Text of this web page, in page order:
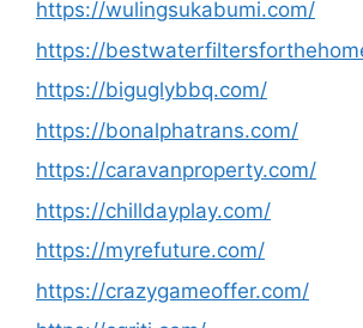
https://wulingsukabumi.com/
https://
https://biguglybbq.com/
https://bonalphatrans.com/
https://caravanproperty.com/
https://chilldayplay.com/
https://myrefuture.com/
https://crazygameoffer.com/